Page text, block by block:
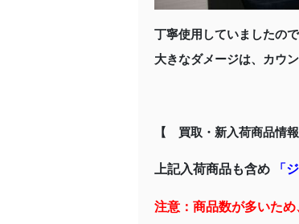
丁寧使用していましたの
大きなダメージは、カウ
【 買取・新入荷商品情
上記入荷商品も含め 「
注意：商品数が多いた